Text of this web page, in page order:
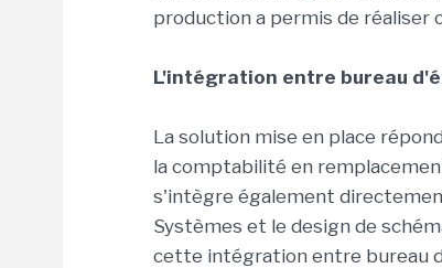
production a permis de réaliser
L'intégration entre bureau
La solution mise en place
la comptabilité en
s'intègre également
Systèmes et le design de
cette intégration entre bureau